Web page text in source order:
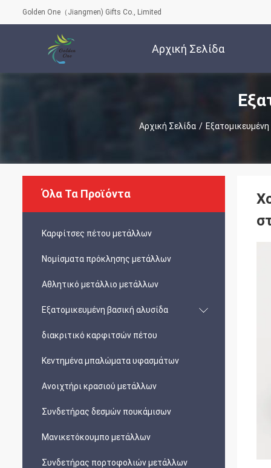
Golden One（Jiangmen) Gifts Co., Limited
Αρχική Σελίδα
Αρχική Σελίδα /
Όλα Τα Προϊόντα
Καρφίτσες πέτου μετάλλων
Νομίσματα πρόκλησης μετάλλων
Αθλητικό μετάλλιο μετάλλων
Εξατομικευμένη βασική αλυσίδα
διακριτικό καρφιτσών πέτου
Κεντημένα μπαλώματα υφασμάτων
Ανοιχτήρι κρασιού μετάλλων
Συνδετήρας δεσμών πουκάμισων
Μανικετόκουμπο μετάλλων
Συνδετήρας πορτοφολιών μετάλλων